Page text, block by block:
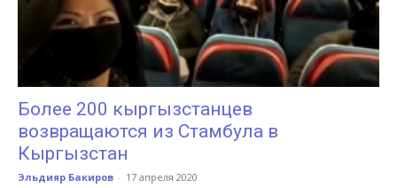
Более 200 кыргызстанцев
возвращаются из Стамбула в
Кыргызстан
Эльдияр Бакиров - 17 апреля 2020